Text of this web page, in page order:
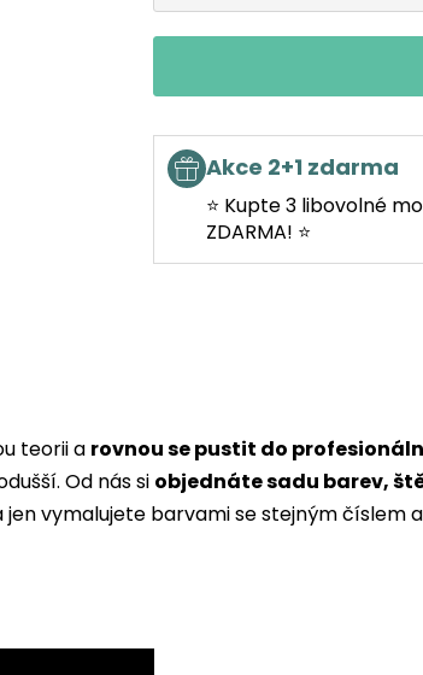
Akce 2+1 zdarma
⭐ Kupte 3 libovolné
ZDARMA! ⭐
teorii a rovnou se pustit do
Od nás si objednáte sadu barev,
vymalujete barvami se stejným číslem